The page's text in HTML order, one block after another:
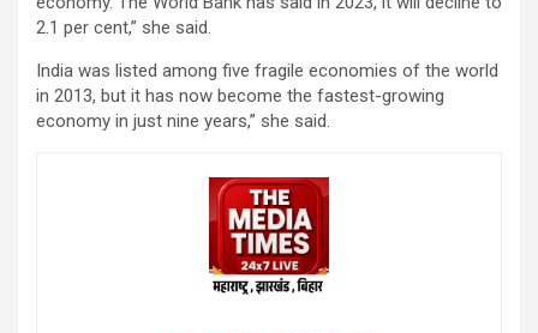
2.1 per cent,” she said.
India was listed among five fragile economies of the world
in 2013, but it has now become the fastest-growing
economy in just nine years,” she said.